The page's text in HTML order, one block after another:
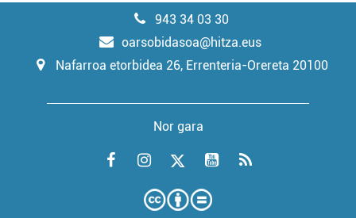
943 34 03 30
oarsobidasoa@hitza.eus
Nafarroa etorbidea 26, Errenteria-Orereta 20100
Nor gara